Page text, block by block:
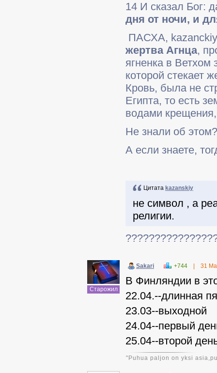
14 И сказал Бог:
дня от ночи, и
ПАСХА,
жертва Агнца,
ягненка в Ветхом
которой стекает
Кровь, была не
Египта, то есть
водами
Не знали об этом?
А если знаете,
Цитата kazanskiy
не символ , а
религии.
Старожил
Sakari +744 31
В Финляндии в
22.04.--длинная
23.03--выходной
24.04--первый
25.04--второй
"Puhua paljon on yksi